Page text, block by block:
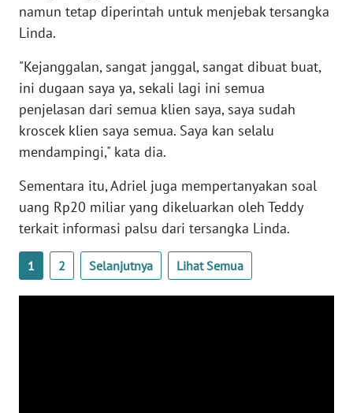
namun tetap diperintah untuk menjebak tersangka
Linda.
"Kejanggalan, sangat janggal, sangat dibuat buat,
ini dugaan saya ya, sekali lagi ini semua
penjelasan dari semua klien saya, saya sudah
kroscek klien saya semua. Saya kan selalu
mendampingi," kata dia.
Sementara itu, Adriel juga mempertanyakan soal
uang Rp20 miliar yang dikeluarkan oleh Teddy
terkait informasi palsu dari tersangka Linda.
1 2 Selanjutnya Lihat Semua
WN
JABAR
WN
BANTEN
WN
NTT
WN
KEPRI
PAPUA